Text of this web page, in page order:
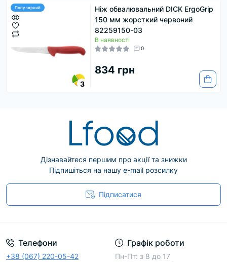
Популярний
3
Ніж обвалювальний DICK ErgoGrip
150 мм жорсткий червоний
82259150-03
В наявності
0
834 грн
Дізнавайтеся першим про акції та знижки
Підпишіться на нашу e-mail розсилку
Підписатися
Телефони
+38 (067) 220-05-42
Графік роботи
Пн-Пт: з 8 до 17